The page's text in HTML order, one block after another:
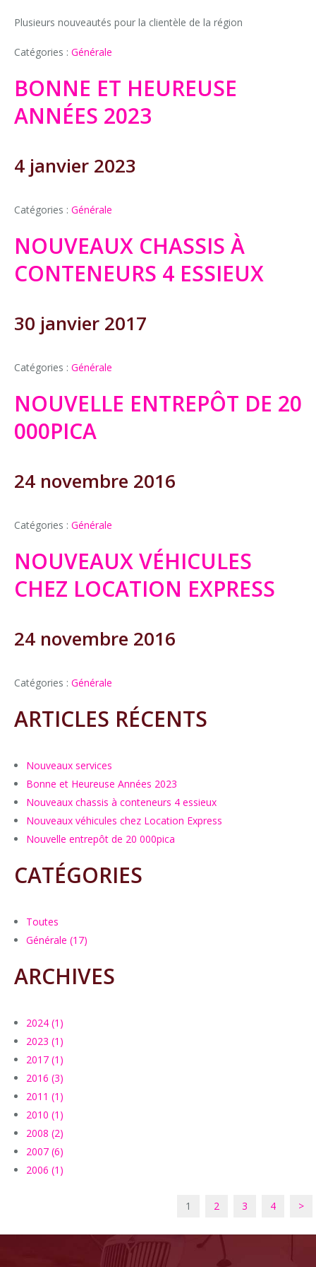
Déménagement local
Emballage déménagement
Équipement pour déménager (diable, couvertes, etc.)
Location d'accessoires pour auto
Location de remorque
Location de conteneur
Équipements à vendre
Documents
Plusieurs nouveautés pour la clientèle de la région
Catégories : Générale
BONNE ET HEUREUSE
ANNÉES 2023
4 janvier 2023
Catégories : Générale
NOUVEAUX CHASSIS À
CONTENEURS 4 ESSIEUX
30 janvier 2017
Catégories : Générale
NOUVELLE ENTREPÔT DE 20
000PICA
24 novembre 2016
Catégories : Générale
NOUVEAUX VÉHICULES
CHEZ LOCATION EXPRESS
24 novembre 2016
Catégories : Générale
ARTICLES RÉCENTS
Nouveaux services
Bonne et Heureuse Années 2023
Nouveaux chassis à conteneurs 4 essieux
Nouveaux véhicules chez Location Express
Nouvelle entrepôt de 20 000pica
CATÉGORIES
Toutes
Générale (17)
ARCHIVES
2024 (1)
2023 (1)
2017 (1)
2016 (3)
2011 (1)
2010 (1)
2008 (2)
2007 (6)
2006 (1)
1 2 3 4 >